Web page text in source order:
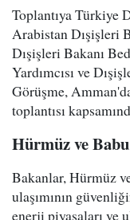
Toplantıya Türkiye
Arabistan Dışişleri
Dışişleri Bakanı
Yardımcısı ve
Görüşme,
toplantısı
Hürmüz ve
Bakanlar, Hürmüz
ulaşımının
enerji piyasaları ve